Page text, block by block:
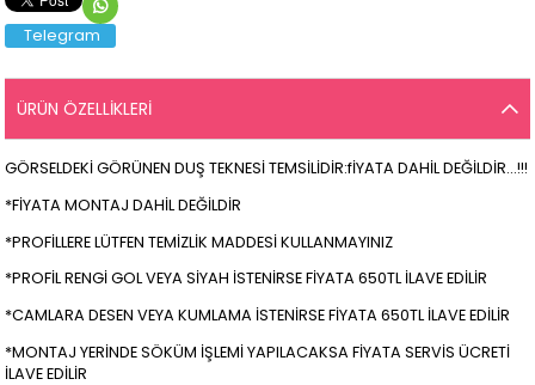
Telegram
ÜRÜN ÖZELLIKLERI
GÖRSELDEKİ GÖRÜNEN DUŞ TEKNESİ TEMSİLİDİR:fİYATA DAHİL DEĞİLDİR...!!!
*FİYATA MONTAJ DAHİL DEĞİLDİR
*PROFİLLERE LÜTFEN TEMİZLİK MADDESİ KULLANMAYINIZ
*PROFİL RENGİ GOL VEYA SİYAH İSTENİRSE FİYATA 650TL İLAVE EDİLİR
*CAMLARA DESEN VEYA KUMLAMA İSTENİRSE FİYATA 650TL İLAVE EDİLİR
*MONTAJ YERİNDE SÖKÜM İŞLEMİ YAPILACAKSA FİYATA SERVİS ÜCRETİ
İLAVE EDİLİR